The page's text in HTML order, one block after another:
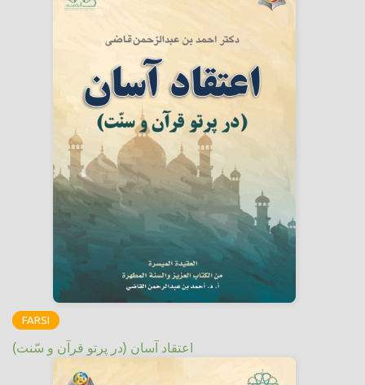
FARSI
اعتقاد آسان (در پرتو قرآن و سّنت)